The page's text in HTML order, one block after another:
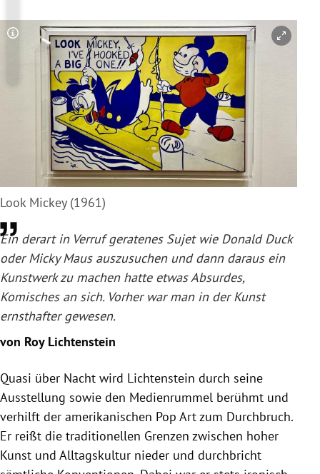
Copyright-Hinweis öffnen/schließen
Look Mickey (1961)
Ein derart in Verruf geratenes Sujet wie Donald Duck
oder Micky Maus auszusuchen und dann daraus ein
Kunstwerk zu machen hatte etwas Absurdes,
Komisches an sich. Vorher war man in der Kunst
ernsthafter gewesen.
von Roy Lichtenstein
Quasi über Nacht wird Lichtenstein durch seine
Ausstellung sowie den Medienrummel berühmt und
verhilft der amerikanischen Pop Art zum Durchbruch.
Er reißt die traditionellen Grenzen zwischen hoher
Kunst und Alltagskultur nieder und durchbricht